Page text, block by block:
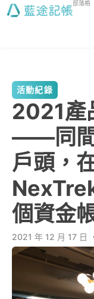
部落格
活動紀錄
2021產
——同間
戶頭，
個資金
2021 年 12 月 17 日 ．